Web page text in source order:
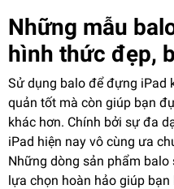
Những mẫu
hình thức đẹp,
Sử dụng balo để đựng iPad
quản tốt mà còn giúp bạn
khác hơn. Chính bởi sự đa
iPad hiện nay vô cùng ưa
Những dòng sản phẩm
lựa chọn hoàn hảo giúp